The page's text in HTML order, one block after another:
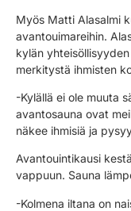
Myös Matti Alasalmi
avantouimareihin.
kylän
merkitystä ihmisten
-Kylällä ei ole muuta
avantosauna ovat
näkee ihmisiä ja
Avantouintikausi
vappuun. Sauna
-Kolmena iltana on